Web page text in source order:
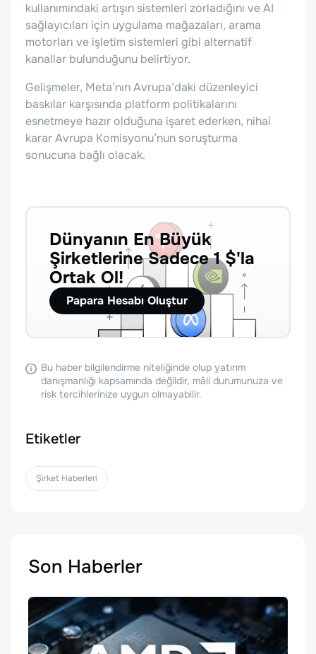
kullanımındaki artışın sistemleri zorladığını ve AI
sağlayıcıları için uygulama mağazaları, arama
motorları ve işletim sistemleri gibi alternatif
kanallar bulunduğunu belirtiyor.
Gelişmeler, Meta’nın Avrupa’daki düzenleyici
baskılar karşısında platform politikalarını
esnetmeye hazır olduğuna işaret ederken, nihai
karar Avrupa Komisyonu’nun soruşturma
sonucuna bağlı olacak.
Dünyanın En Büyük
Şirketlerine Sadece 1 $'la
Ortak Ol!
Papara Hesabı Oluştur
Bu haber bilgilendirme niteliğinde olup yatırım
danışmanlığı kapsamında değildir, mâli durumunuza ve
risk tercihlerinize uygun olmayabilir.
Etiketler
Şirket Haberleri
Son Haberler